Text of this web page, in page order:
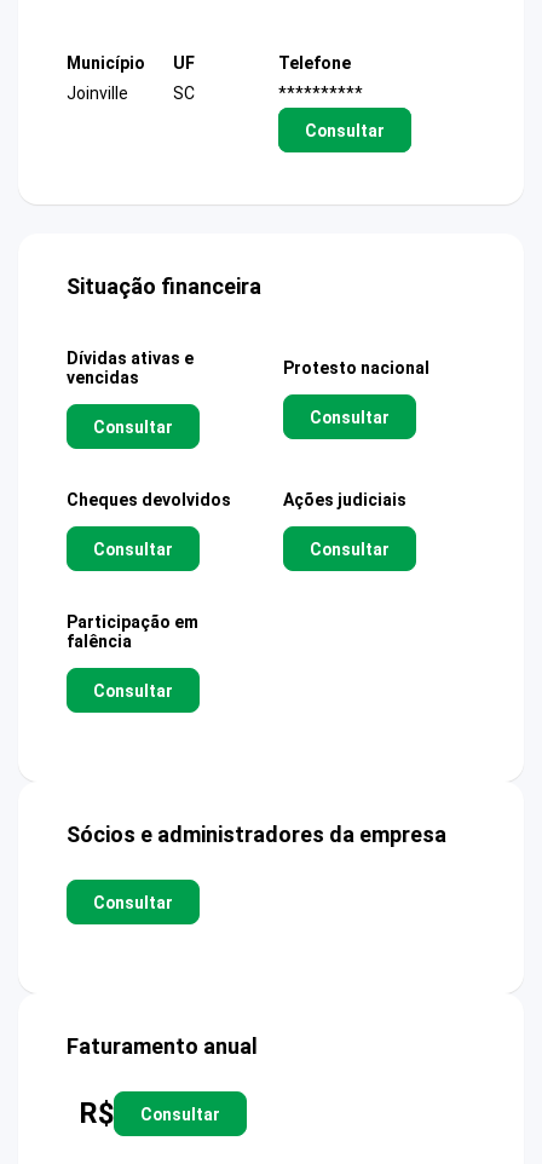
Município
Joinville
UF
SC
Telefone
**********
Consultar
Situação financeira
Dívidas ativas e
vencidas
Consultar
Protesto nacional
Consultar
Cheques devolvidos
Consultar
Ações judiciais
Consultar
Participação em
falência
Consultar
Sócios e administradores da empresa
Consultar
Faturamento anual
R$ Consultar